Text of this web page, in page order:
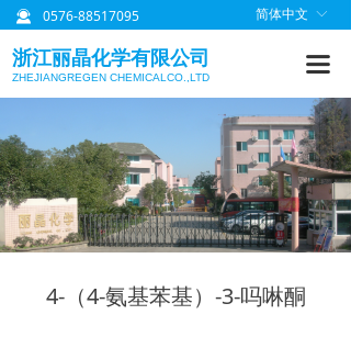
浙江丽晶化学有限公司
ZHEJIANGREGEN CHEMICALCO.,LTD
끀
首页
关于丽晶
质量管理
研发信息
ꀅ
简体中文
끤 0576-88517095
4-（4-氨基苯基）-3-吗啉酮